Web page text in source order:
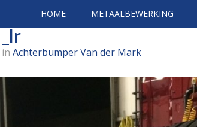
HOME METAALBEWERKING
in Achterbumper Van der Mark